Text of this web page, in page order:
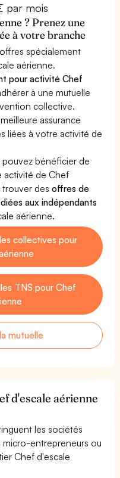
par mois
? Prenez une
à votre branche
spécialement
aérienne.
pour activité Chef
à une mutuelle
collective.
assurance
liées à votre activité de
pouvez bénéficier de
activité de Chef
trouver desoffres de
aux indépendants
aérienne.
collectives pour
TNS pour Chef
mutuelle
d'escale aérienne
les sociétés
micro-entrepreneurs ou
Chef d'escale